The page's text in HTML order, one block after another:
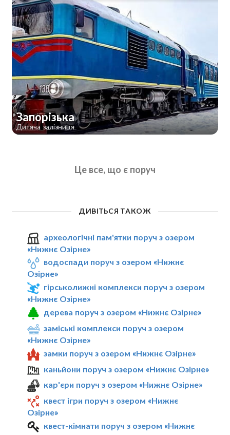
Запорізька
Дитяча залізниця
Це все, що є поруч
ДИВІТЬСЯ ТАКОЖ
археологічні пам'ятки поруч з озером
«Нижнє Озірне»
водоспади поруч з озером «Нижнє
Озірне»
гірськолижні комплекси поруч з озером
«Нижнє Озірне»
дерева поруч з озером «Нижнє Озірне»
заміські комплекси поруч з озером
«Нижнє Озірне»
замки поруч з озером «Нижнє Озірне»
каньйони поруч з озером «Нижнє Озірне»
кар'єри поруч з озером «Нижнє Озірне»
квест ігри поруч з озером «Нижнє
Озірне»
квест-кімнати поруч з озером «Нижнє